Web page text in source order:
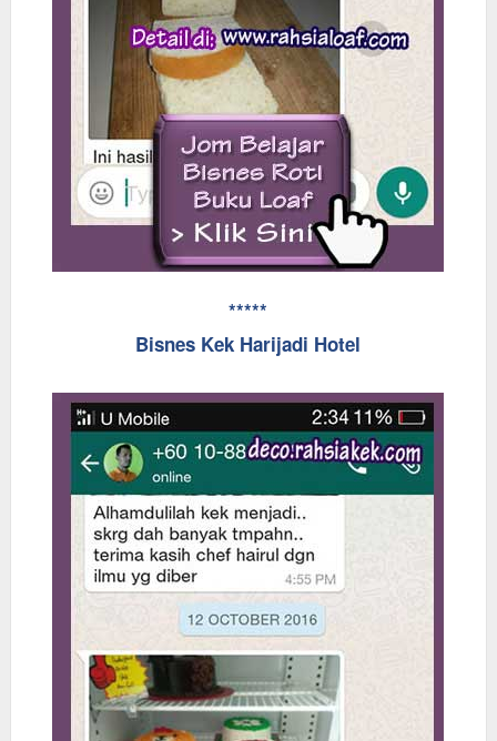
*****
Bisnes Kek Harijadi Hotel